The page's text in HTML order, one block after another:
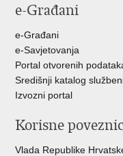
e-Građani
e-Građani
e-Savjetovanja
Portal otvorenih
Središnji katalog
Izvozni portal
Korisne
Vlada Republike